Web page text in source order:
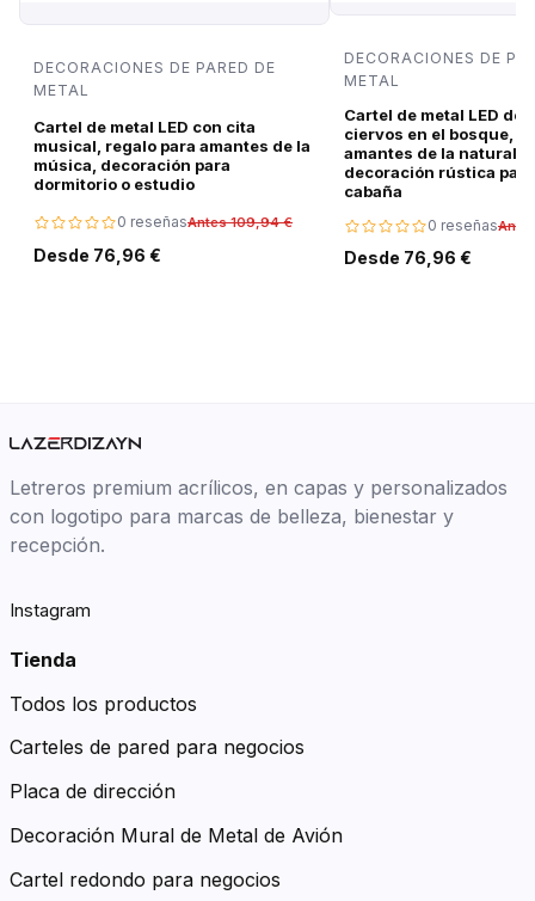
DECORACIONES DE PARED DE
METAL
Cartel de metal LED con cita
musical, regalo para amantes de la
música, decoración para
dormitorio o estudio
0 reseñasAntes 109,94 €
Desde 76,96 €
DECORACIONES DE
METAL
Cartel de metal LED de
ciervos en el bosque,
amantes de la
decoración rústica
cabaña
0 reseñas
Desde 76,96 €
Letreros premium acrílicos, en capas y personalizados
con logotipo para marcas de belleza, bienestar y
recepción.
Instagram
Tienda
Todos los productos
Carteles de pared para negocios
Placa de dirección
Decoración Mural de Metal de Avión
Cartel redondo para negocios